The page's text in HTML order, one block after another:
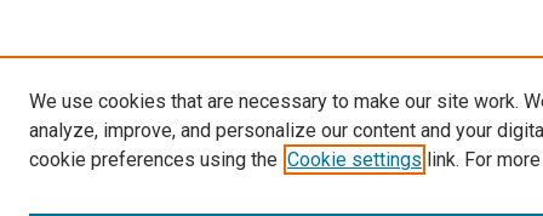
We use cookies that are necessary to make our site work.
analyze, improve, and personalize our content and your
cookie preferences using the Cookie settings link. For